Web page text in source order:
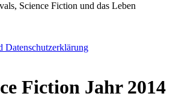
Science Fiction und das Leben
Datenschutzerklärung
Fiction Jahr 2014